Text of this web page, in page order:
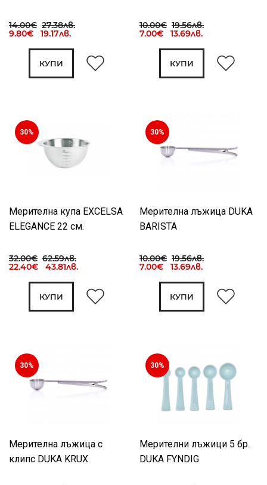
14.00€ 27.38лв.
9.80€ 19.17лв.
КУПИ
10.00€ 19.56лв.
7.00€ 13.69лв.
КУПИ
30%
Мерителна купа EXCELSA
ELEGANCE 22 см.
32.00€ 62.59лв.
22.40€ 43.81лв.
КУПИ
30%
Мерителна лъжица DUKA
BARISTA
10.00€ 19.56лв.
7.00€ 13.69лв.
КУПИ
30%
Мерителна лъжица с
клипс DUKA KRUX
30%
Мерителни лъжици 5 бр.
DUKA FYNDIG